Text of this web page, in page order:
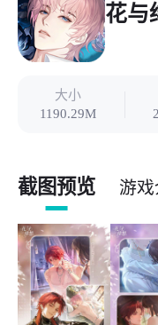
花与
大小
1190.29M
截图预览 游